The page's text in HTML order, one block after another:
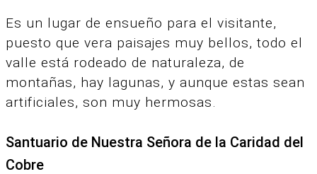
Es un lugar de ensueño para el visitante,
puesto que vera paisajes muy bellos, todo el
valle está rodeado de naturaleza, de
montañas, hay lagunas, y aunque estas sean
artificiales, son muy hermosas.
Santuario de Nuestra Señora de la Caridad del
Cobre